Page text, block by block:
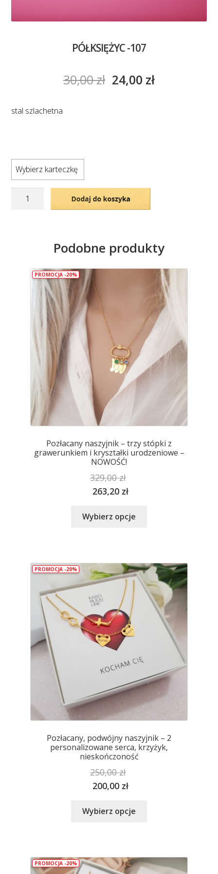
PÓŁKSIĘŻYC -107
30,00zł 24,00 zł
stal szlachetna
Wybierz karteczkę
Dodaj do koszyka
Podobne produkty
PROMOCJA -20%
Pozłacany naszyjnik – trzy stópki z
grawerunkiem i kryształki urodzeniowe –
NOWOŚĆ!
329,00zł
263,20 zł
Wybierz opcje
Opcje
można
wybrać
na
stronie
produktu
PROMOCJA -20%
Pozłacany, podwójny naszyjnik – 2
personalizowane serca, krzyżyk,
nieskończoność
250,00zł
200,00 zł
Wybierz opcje
wariantów.
Opcje
PROMOCJA -20%